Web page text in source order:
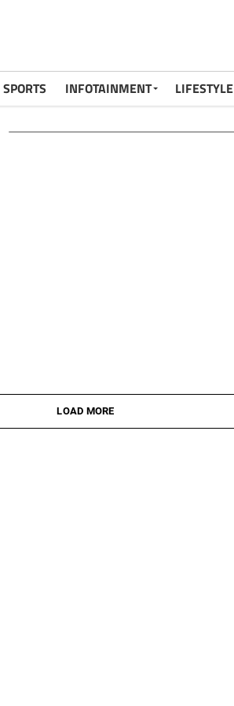
SPORTS INFOTAINMENT LIFESTYLE
LOAD MORE